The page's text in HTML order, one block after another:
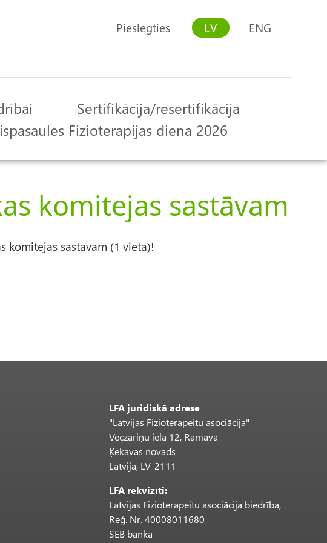
User
account
menu
Pieslēgties LV ENG
Sertifikācija/resertifikācija
Fizioterapijas diena 2026
komitejas sastāvam
komitejas sastāvam (1 vieta)!
LFA juridiskā adrese
"Latvijas Fizioterapeitu asociācija"
Veczariņu iela 12, Rāmava
Ķekavas novads
Latvija, LV-2111
LFA rekvizīti:
Latvijas Fizioterapeitu asociācija biedrība,
Reģ. Nr. 40008011680
SEB banka